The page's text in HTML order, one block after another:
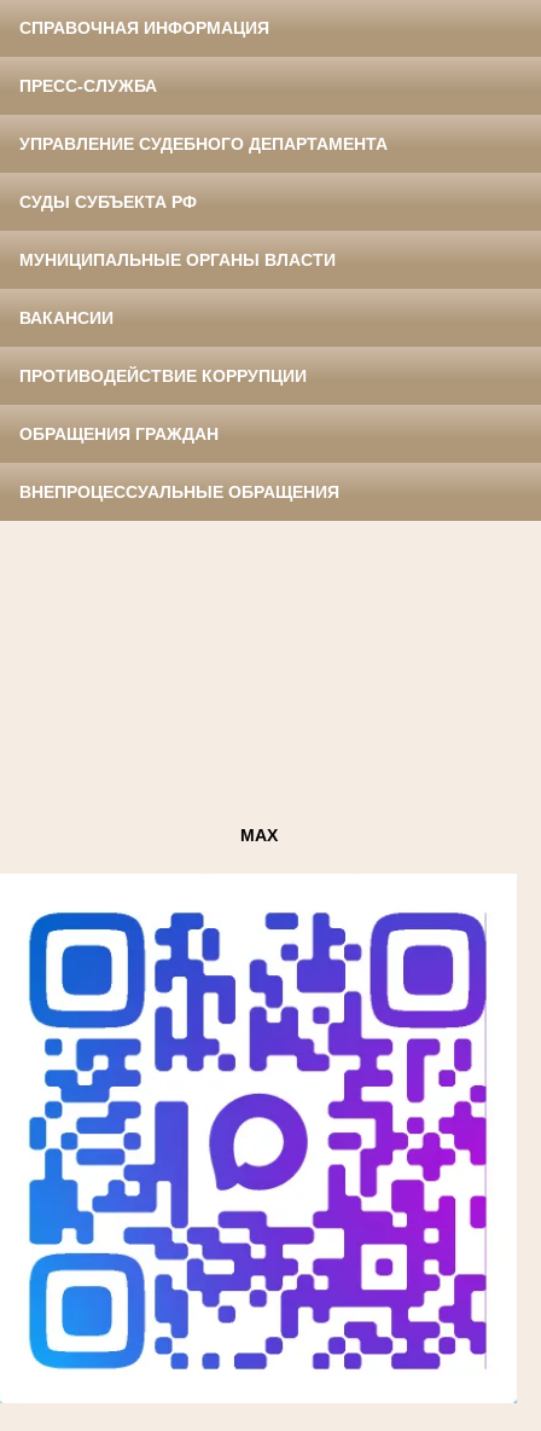
СПРАВОЧНАЯ ИНФОРМАЦИЯ
ПРЕСС-СЛУЖБА
УПРАВЛЕНИЕ СУДЕБНОГО ДЕПАРТАМЕНТА
СУДЫ СУБЪЕКТА РФ
МУНИЦИПАЛЬНЫЕ ОРГАНЫ ВЛАСТИ
ВАКАНСИИ
ПРОТИВОДЕЙСТВИЕ КОРРУПЦИИ
ОБРАЩЕНИЯ ГРАЖДАН
ВНЕПРОЦЕССУАЛЬНЫЕ ОБРАЩЕНИЯ
MAX